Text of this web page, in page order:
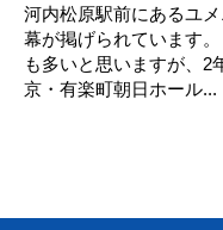
河内松原駅前にあるユ
幕が掲げられています
も多いと思いますが、2
京・有楽町朝日ホール...